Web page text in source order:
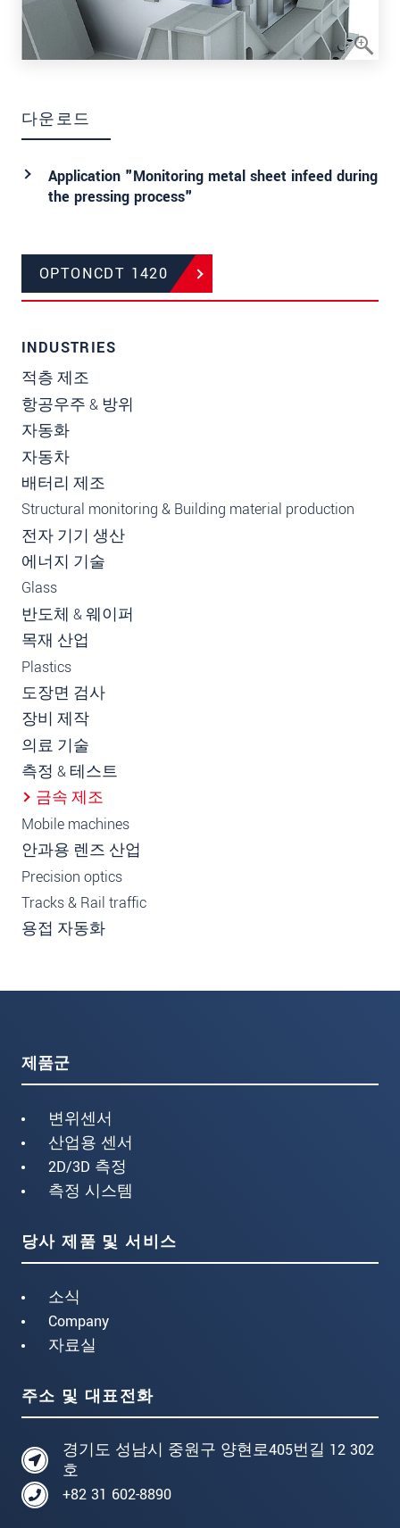
다운로드
Application "Monitoring metal sheet infeed during
the pressing process"
OPTONCDT 1420
INDUSTRIES
적층 제조
항공우주 & 방위
자동화
자동차
배터리 제조
Structural monitoring & Building material production
전자 기기 생산
에너지 기술
Glass
반도체 & 웨이퍼
목재 산업
Plastics
도장면 검사
장비 제작
의료 기술
측정 & 테스트
금속 제조
Mobile machines
안과용 렌즈 산업
Precision optics
Tracks & Rail traffic
용접 자동화
제품군
변위센서
산업용 센서
2D/3D 측정
측정 시스템
당사 제품 및 서비스
소식
Company
자료실
주소 및 대표전화
경기도 성남시 중원구 양현로405번길 12 302
호
+82 31 602-8890